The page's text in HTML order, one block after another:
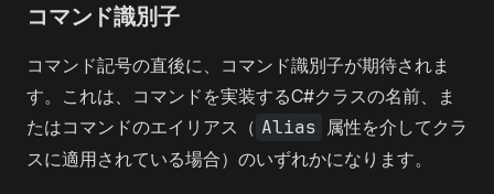
コマンド識別子
コマンド記号の直後に、コマンド識別子が期待されま
す。これは、コマンドを実装するC#クラスの名前、ま
たはコマンドのエイリアス（ Alias 属性を介してクラ
スに適用されている場合）のいずれかになります。